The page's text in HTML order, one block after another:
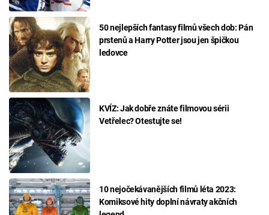
50 nejlepších fantasy filmů všech dob: Pán
prstenů a Harry Potter jsou jen špičkou
ledovce
KVÍZ: Jak dobře znáte filmovou sérii
Vetřelec? Otestujte se!
10 nejočekávanějších filmů léta 2023:
Komiksové hity doplní návraty akčních